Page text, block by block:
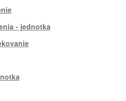
- jednotka